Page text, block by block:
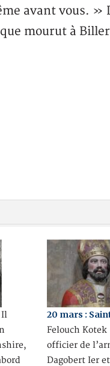
avant vous. »
mourut à
20 mars :
Felouch
officier de
Dagobert Ier